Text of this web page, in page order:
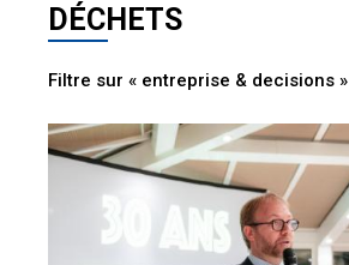
DÉCHETS
Filtre sur « entreprise & decisions »